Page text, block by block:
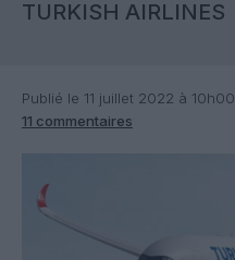
TURKISH AIRLINES
Publié le 11 juillet 2022 à 10h00
11 commentaires